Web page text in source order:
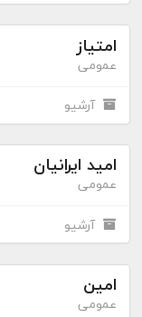
امتیاز
عمومی
آرشیو
امید ایرانیان
عمومی
آرشیو
امین
عمومی